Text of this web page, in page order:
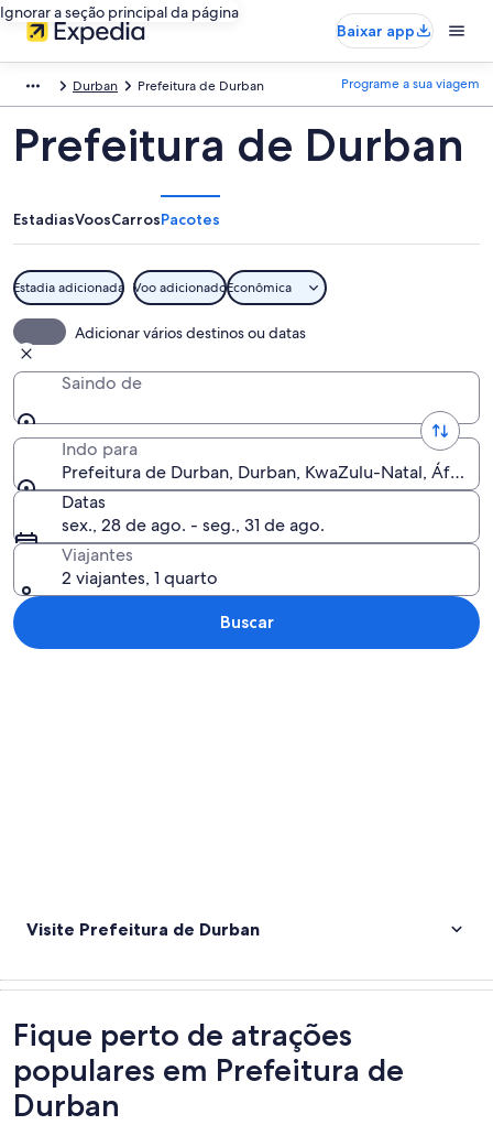
Ignorar a seção principal da página
Baixar app
Durban Prefeitura de Durban Programe a sua viagem
Prefeitura de Durban
EstadiasVoosCarrosPacotes
Estadia adicionada Voo adicionadoEconômica
Adicionar vários destinos ou datas
Saindo de
Indo para
Prefeitura de Durban, Durban, KwaZulu-Natal, África
Datas
sex., 28 de ago. - seg., 31 de ago.
Viajantes
2 viajantes, 1 quarto
Buscar
Visite Prefeitura de Durban
Fique perto de atrações
populares em Prefeitura de
Durban